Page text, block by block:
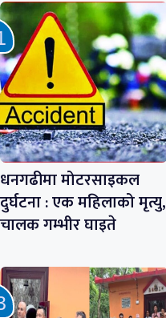
धनगढीमा मोटरसाइकल
दुर्घटना : एक महिलाको मृत्यु,
चालक गम्भीर घाइते